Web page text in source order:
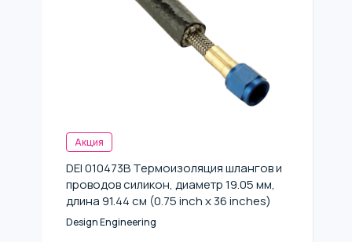
Акция
DEI 010473B Термоизоляция шлангов и
проводов силикон, диаметр 19.05 мм,
длина 91.44 см (0.75 inch x 36 inches)
Design Engineering